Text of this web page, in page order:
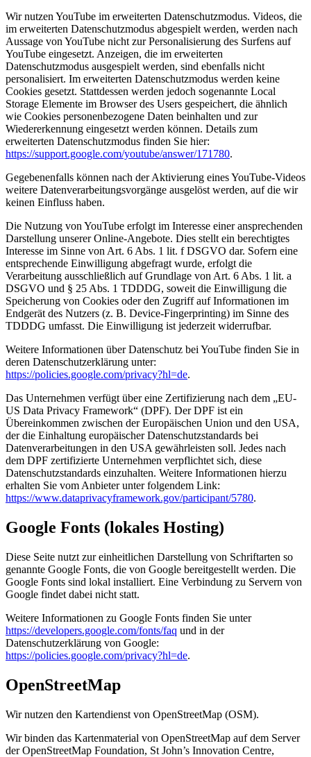
Wir nutzen YouTube im erweiterten Datenschutzmodus. Videos, die
im erweiterten Datenschutzmodus abgespielt werden, werden nach
Aussage von YouTube nicht zur Personalisierung des Surfens auf
YouTube eingesetzt. Anzeigen, die im erweiterten
Datenschutzmodus ausgespielt werden, sind ebenfalls nicht
personalisiert. Im erweiterten Datenschutzmodus werden keine
Cookies gesetzt. Stattdessen werden jedoch sogenannte Local
Storage Elemente im Browser des Users gespeichert, die ähnlich
wie Cookies personenbezogene Daten beinhalten und zur
Wiedererkennung eingesetzt werden können. Details zum
erweiterten Datenschutzmodus finden Sie hier:
https://support.google.com/youtube/answer/171780.
Gegebenenfalls können nach der Aktivierung eines YouTube-Videos
weitere Datenverarbeitungsvorgänge ausgelöst werden, auf die wir
keinen Einfluss haben.
Die Nutzung von YouTube erfolgt im Interesse einer ansprechenden
Darstellung unserer Online-Angebote. Dies stellt ein berechtigtes
Interesse im Sinne von Art. 6 Abs. 1 lit. f DSGVO dar. Sofern eine
entsprechende Einwilligung abgefragt wurde, erfolgt die
Verarbeitung ausschließlich auf Grundlage von Art. 6 Abs. 1 lit. a
DSGVO und § 25 Abs. 1 TDDDG, soweit die Einwilligung die
Speicherung von Cookies oder den Zugriff auf Informationen im
Endgerät des Nutzers (z. B. Device-Fingerprinting) im Sinne des
TDDDG umfasst. Die Einwilligung ist jederzeit widerrufbar.
Weitere Informationen über Datenschutz bei YouTube finden Sie in
deren Datenschutzerklärung unter:
https://policies.google.com/privacy?hl=de.
Das Unternehmen verfügt über eine Zertifizierung nach dem „EU-
US Data Privacy Framework“ (DPF). Der DPF ist ein
Übereinkommen zwischen der Europäischen Union und den USA,
der die Einhaltung europäischer Datenschutzstandards bei
Datenverarbeitungen in den USA gewährleisten soll. Jedes nach
dem DPF zertifizierte Unternehmen verpflichtet sich, diese
Datenschutzstandards einzuhalten. Weitere Informationen hierzu
erhalten Sie vom Anbieter unter folgendem Link:
https://www.dataprivacyframework.gov/participant/5780.
Google Fonts (lokales Hosting)
Diese Seite nutzt zur einheitlichen Darstellung von Schriftarten so
genannte Google Fonts, die von Google bereitgestellt werden. Die
Google Fonts sind lokal installiert. Eine Verbindung zu Servern von
Google findet dabei nicht statt.
Weitere Informationen zu Google Fonts finden Sie unter
https://developers.google.com/fonts/faq und in der
Datenschutzerklärung von Google:
https://policies.google.com/privacy?hl=de.
OpenStreetMap
Wir nutzen den Kartendienst von OpenStreetMap (OSM).
Wir binden das Kartenmaterial von OpenStreetMap auf dem Server
der OpenStreetMap Foundation, St John’s Innovation Centre,